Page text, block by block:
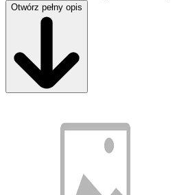
Otwórz pełny opis